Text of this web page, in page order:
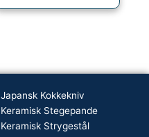
Japansk Kokkekniv
Keramisk Stegepande
Keramisk Strygestål